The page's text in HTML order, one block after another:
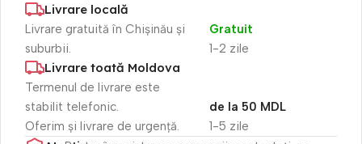
Livrare locală
Livrare gratuită în Chișinău și
suburbii.
1-2 zile
Gratuit
Livrare toată Moldova
Termenul de livrare este
stabilit telefonic.
Oferim și livrare de urgență.
1-5 zile
de la 50 MDL